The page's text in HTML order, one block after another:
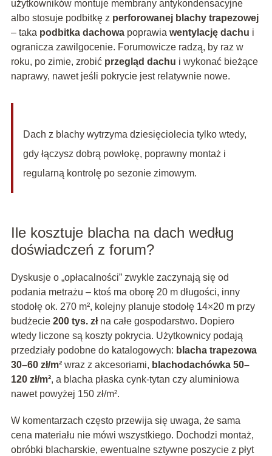
użytkowników montuje membrany antykondensacyjne
albo stosuje podbitkę z perforowanej blachy trapezowej
– taka podbitka dachowapoprawia wentylację dachu i
ogranicza zawilgocenie. Forumowicze radzą, by raz w
roku, po zimie, zrobić przegląd dachu i wykonać bieżące
naprawy, nawet jeśli pokrycie jest relatywnie nowe.
Dach z blachy wytrzyma dziesięciolecia tylko wtedy,
gdy łączysz dobrą powłokę, poprawny montaż i
regularną kontrolę po sezonie zimowym.
Ile kosztuje blacha na dach według
doświadczeń z forum?
Dyskusje o „opłacalności” zwykle zaczynają się od
podania metrażu – ktoś ma oborę 20 m długości, inny
stodołę ok. 270 m², kolejny planuje stodołę 14×20 m przy
budżecie 200 tys. złna całe gospodarstwo. Dopiero
wtedy liczone są koszty pokrycia. Użytkownicy podają
przedziały podobne do katalogowych: blacha trapezowa
30–60 zł/m²wraz z akcesoriami, blachodachówka 50–
120 zł/m², a blacha płaska cynk-tytan czy aluminiowa
nawet powyżej 150 zł/m².
W komentarzach często przewija się uwaga, że sama
cena materiału nie mówi wszystkiego. Dochodzi montaż,
obróbki blacharskie, ewentualne sztywne poszycie z płyt